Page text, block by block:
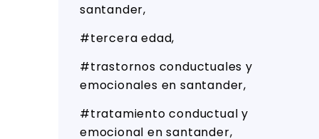
santander
tercera edad
trastornos conductuales y
emocionales en santander
tratamiento conductual y
emocional en santander